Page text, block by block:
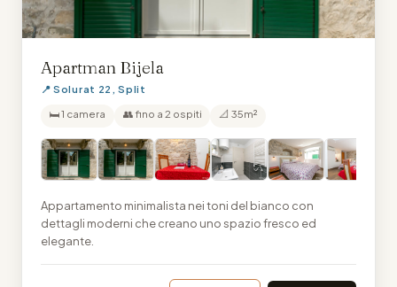
Apartman Bijela
📍 Solurat 22, Split
🛏 1 camera 👥 fino a 2 ospiti 📐 35m²
Appartamento minimalista nei toni del bianco con
dettagli moderni che creano uno spazio fresco ed
elegante.